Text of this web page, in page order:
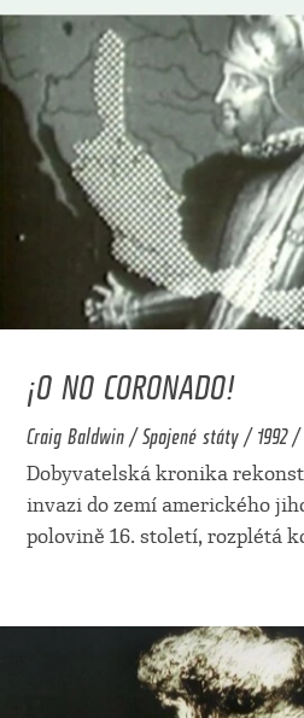
¡O NO CORONADO!
Craig Baldwin / Spojené státy / 1992
Dobyvatelská kronika
invazi do zemí amerického
polovině 16. století, rozplétá